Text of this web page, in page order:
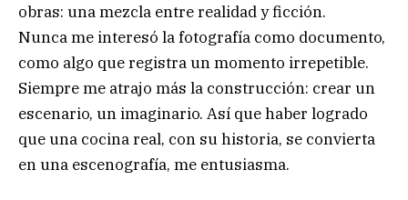
obras: una mezcla entre realidad y ficción.
Nunca me interesó la fotografía como documento,
como algo que registra un momento irrepetible.
Siempre me atrajo más la construcción: crear un
escenario, un imaginario. Así que haber logrado
que una cocina real, con su historia, se convierta
en una escenografía, me entusiasma.